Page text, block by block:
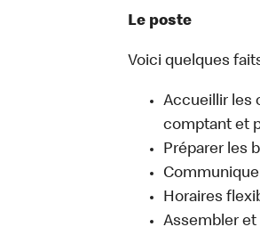
Le poste
Voici quelques
Accueillir les
comptant et
Préparer les
Horaires
Assembler et